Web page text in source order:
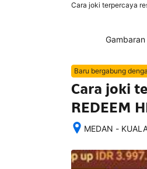
Cara joki terpercaya
Gambaran
Baru bergabung
Cara joki
REDEEM
MEDAN -
memesan,
semua